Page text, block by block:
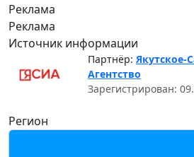
Реклама
Реклама
Источник информации
Партнёр: Якутское-
Агентство
Зарегистрирован:
Регион